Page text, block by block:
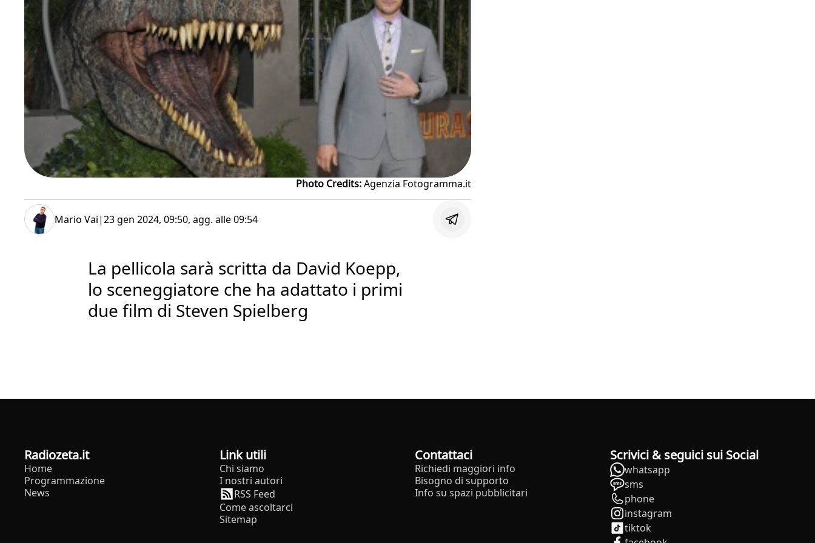
Photo Credits:Agenzia Fotogramma.it
Mario Vai|23 gen 2024, 09:50, agg. alle09:54
La pellicola sarà scritta da David Koepp,
lo sceneggiatore che ha adattato i primi
due film di Steven Spielberg
radiozeta.it
Home
Programmazione
News
Link utili
Chi siamo
I nostri autori
RSS Feed
Come ascoltarci
Sitemap
Contattaci
Richiedi maggiori info
Bisogno di supporto
Info su spazi pubblicitari
Scrivici & seguici sui Social
whatsapp
sms
phone
instagram
tiktok